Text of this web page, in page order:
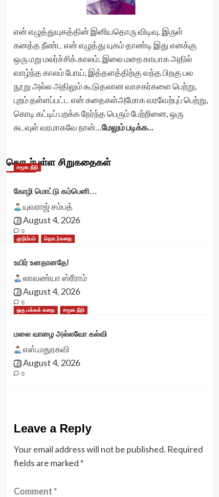
என் எழுத்துயுகத்தின் இனியதொரு விடிவு. இருள்
கனத்த நீண்ட என் எழுத்து யுகம் தாண்டி இது எனக்கு
ஒரு மறு மலர்ச்சிக் காலம். இலை மறை காயாக அதில்
வாழ்ந்த காலம் போய், இத்தளத்திற்கு வந்த பிறகு பல
நூறு அல்ல அதிலும் கூடுதலான வாசகர்களை பெற்று,
புறம் தள்ளப்பட்ட என் கதைகள்அமோக வரவேற்புப் பெற்று,
கொடி கட்டிப் பறக்க நேர்ந்த பெரும் பேற்றினை, ஒரு
கடவுள் வரமாகவே நான்…மேலும் படிக்க...
தொடர்புள்ள சிறுகதைகள்
சமூக நீதி
கோழி மொட்டு கம்பெனி…
யுவராஜ் சம்பத்
August 4, 2026
0
குடும்பம்
தொடர்கதை
உயிர் உனதானதே!
லாவண்யா ஸ்ரீராம்
August 4, 2026
0
ஒரு பக்கக் கதை
சமூக நீதி
மலை வாழை அல்லவோ கல்வி
எஸ்.மதுரகவி
August 4, 2026
0
Leave a Reply
Your email address will not be published. Required
fields are marked *
Comment*